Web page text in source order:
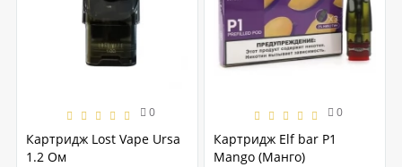
0
Картридж Lost Vape Ursa
1.2 Ом
0
Картридж Elf bar P1
Mango (Манго)